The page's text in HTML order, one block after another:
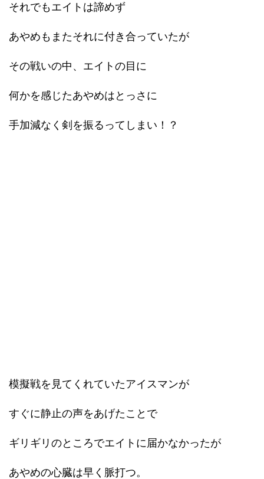
それでもエイトは諦めず
あやめもまたそれに付き合っていたが
その戦いの中、エイトの目に
何かを感じたあやめはとっさに
手加減なく剣を振るってしまい！？
模擬戦を見てくれていたアイスマンが
すぐに静止の声をあげたことで
ギリギリのところでエイトに届かなかったが
あやめの心臓は早く脈打つ。